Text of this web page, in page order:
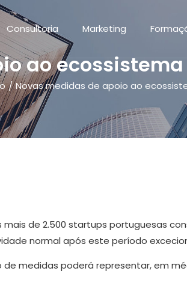
Consultoria Marketing
ao
/ Novas medidas de apoio ao
de 2.500 startups portuguesas
normal após este período
medidas poderá representar, em